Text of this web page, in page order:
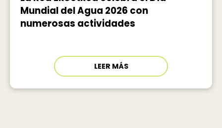
Mundial del Agua 2026 con
numerosas actividades
LEER MÁS